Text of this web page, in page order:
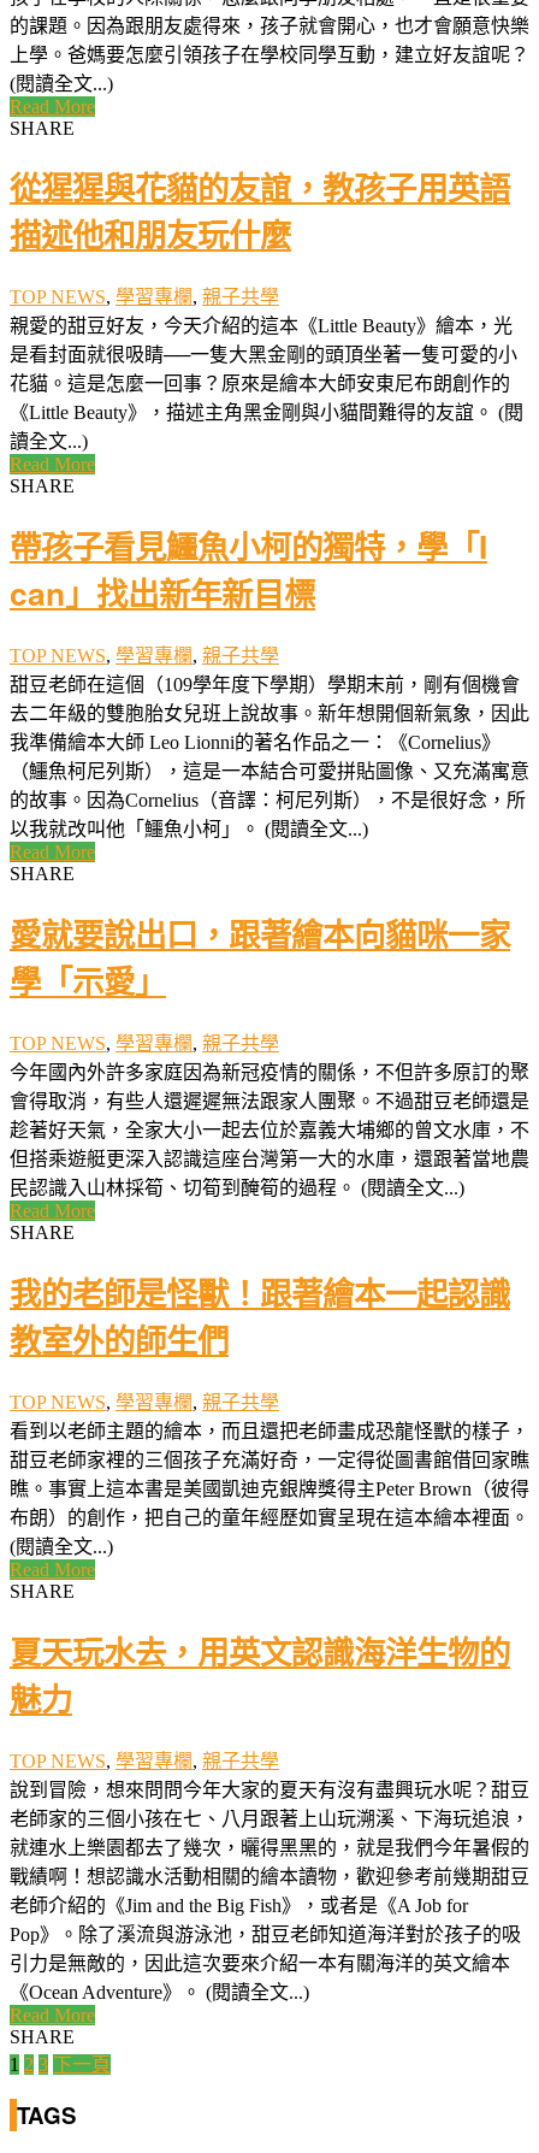
的課題。因為跟朋友處得來，孩子就會開心，也才會願意快樂
上學。爸媽要怎麼引領孩子在學校同學互動，建立好友誼呢？
(閱讀全文...)
Read More
SHARE
從猩猩與花貓的友誼，教孩子用英語
描述他和朋友玩什麼
TOP NEWS, 學習專欄, 親子共學
親愛的甜豆好友，今天介紹的這本《Little Beauty》繪本，光
是看封面就很吸睛──一隻大黑金剛的頭頂坐著一隻可愛的小
花貓。這是怎麼一回事？原來是繪本大師安東尼布朗創作的
《Little Beauty》，描述主角黑金剛與小貓間難得的友誼。 (閱
讀全文...)
Read More
SHARE
帶孩子看見鱷魚小柯的獨特，學「I
can」找出新年新目標
TOP NEWS, 學習專欄, 親子共學
甜豆老師在這個（109學年度下學期）學期末前，剛有個機會
去二年級的雙胞胎女兒班上說故事。新年想開個新氣象，因此
我準備繪本大師 Leo Lionni的著名作品之一：《Cornelius》
（鱷魚柯尼列斯），這是一本結合可愛拼貼圖像、又充滿寓意
的故事。因為Cornelius（音譯：柯尼列斯），不是很好念，所
以我就改叫他「鱷魚小柯」。 (閱讀全文...)
Read More
SHARE
愛就要說出口，跟著繪本向貓咪一家
學「示愛」
TOP NEWS, 學習專欄, 親子共學
今年國內外許多家庭因為新冠疫情的關係，不但許多原訂的聚
會得取消，有些人還遲遲無法跟家人團聚。不過甜豆老師還是
趁著好天氣，全家大小一起去位於嘉義大埔鄉的曾文水庫，不
但搭乘遊艇更深入認識這座台灣第一大的水庫，還跟著當地農
民認識入山林採筍、切筍到醃筍的過程。 (閱讀全文...)
Read More
SHARE
我的老師是怪獸！跟著繪本一起認識
教室外的師生們
TOP NEWS, 學習專欄, 親子共學
看到以老師主題的繪本，而且還把老師畫成恐龍怪獸的樣子，
甜豆老師家裡的三個孩子充滿好奇，一定得從圖書館借回家瞧
瞧。事實上這本書是美國凱迪克銀牌獎得主Peter Brown（彼得
布朗）的創作，把自己的童年經歷如實呈現在這本繪本裡面。
(閱讀全文...)
Read More
SHARE
夏天玩水去，用英文認識海洋生物的
魅力
TOP NEWS, 學習專欄, 親子共學
說到冒險，想來問問今年大家的夏天有沒有盡興玩水呢？甜豆
老師家的三個小孩在七、八月跟著上山玩溯溪、下海玩追浪，
就連水上樂園都去了幾次，曬得黑黑的，就是我們今年暑假的
戰績啊！想認識水活動相關的繪本讀物，歡迎參考前幾期甜豆
老師介紹的《Jim and the Big Fish》，或者是《A Job for
Pop》。除了溪流與游泳池，甜豆老師知道海洋對於孩子的吸
引力是無敵的，因此這次要來介紹一本有關海洋的英文繪本
《Ocean Adventure》。 (閱讀全文...)
Read More
SHARE
文
章
1 2 3 下一頁
TAGS